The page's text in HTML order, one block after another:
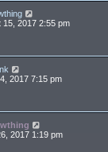
15, 2017 2:55 pm
2017 7:15 pm
2017 1:19 pm